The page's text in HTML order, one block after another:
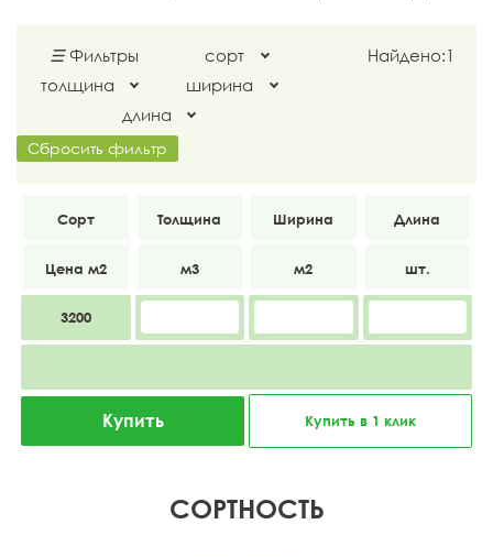
☰ Фильтры
сорт
толщина
ширина
длина
Найдено:1
Сбросить фильтр
АВ 34 145 3000
3200
Купить Купить в 1 клик
СОРТНОСТЬ